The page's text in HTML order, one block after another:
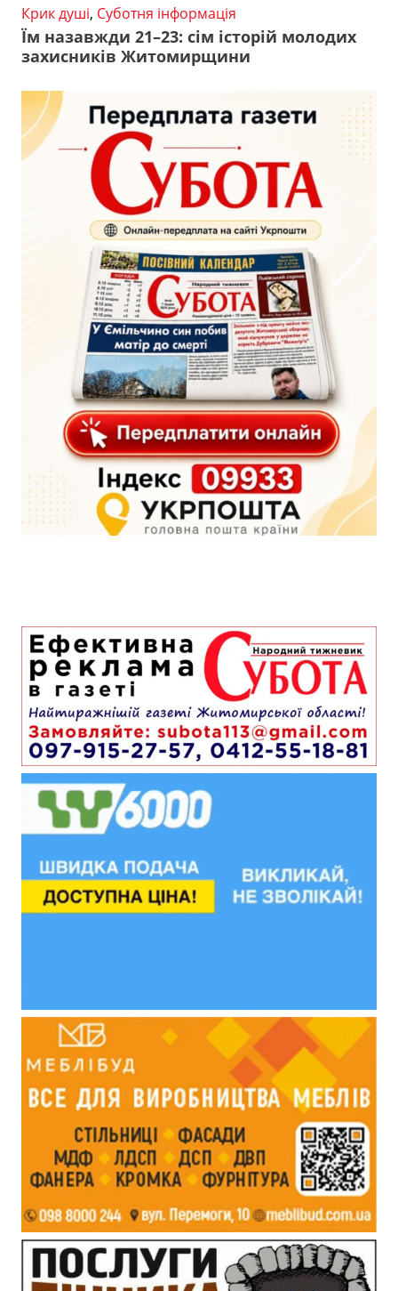
Крик душі, Суботня інформація
Їм назавжди 21–23: сім історій молодих
захисників Житомирщини